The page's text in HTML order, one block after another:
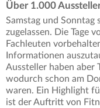
Über 1.000
Samstag und Sonntag
zugelassen. Die Tage
Fachleuten
Informationen
Aussteller haben aber
wodurch schon am
waren. Ein Highlight
ist der Auftritt von